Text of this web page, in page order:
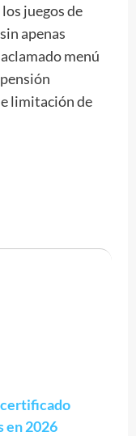
juegos de
apenas
menú
limitación de
certificado
en 2026